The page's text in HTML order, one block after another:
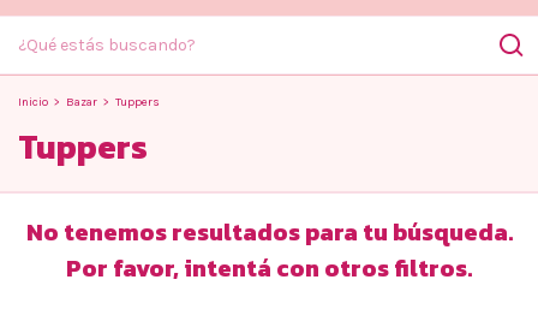
Inicio > Bazar > Tuppers
Tuppers
No tenemos resultados para tu búsqueda.
Por favor, intentá con otros filtros.